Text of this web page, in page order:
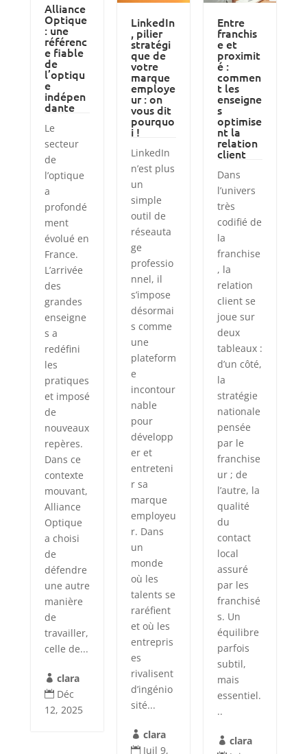
Alliance
Optique
: une
référenc
e fiable
de
l’optiqu
e
indépen
dante
Le
secteur
de
l’optique
a
profondé
ment
évolué en
France.
L’arrivée
des
grandes
enseigne
s a
redéfini
les
pratiques
et imposé
de
nouveaux
repères.
Dans ce
contexte
mouvant,
Alliance
Optique
a choisi
de
défendre
une autre
manière
de
travailler,
celle de...
 clara
 Déc
12, 2025
LinkedIn
, pilier
stratégi
que de
votre
marque
employe
ur : on
vous dit
pourquo
i !
LinkedIn
n’est plus
un
simple
outil de
réseauta
ge
professio
nnel, il
s’impose
désormai
s comme
une
plateform
e
incontour
nable
pour
développ
er et
entreteni
r sa
marque
employeu
r. Dans
un
monde
où les
talents se
raréfient
et où les
entrepris
es
rivalisent
d’ingénio
sité...
 clara
 Juil 9,
Entre
franchis
e et
proximit
é :
commen
t les
enseigne
s
optimise
nt la
relation
client
Dans
l’univers
très
codifié de
la
franchise
, la
relation
client se
joue sur
deux
tableaux :
d’un côté,
la
stratégie
nationale
pensée
par le
franchise
ur ; de
l’autre, la
qualité
du
contact
local
assuré
par les
franchisé
s. Un
équilibre
parfois
subtil,
mais
essentiel.
..
 clara